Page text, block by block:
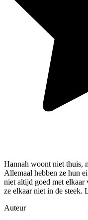
Hannah woont niet thuis,
Allemaal hebben ze hun
niet altijd goed met elkaar
ze elkaar niet in de steek.
Auteur